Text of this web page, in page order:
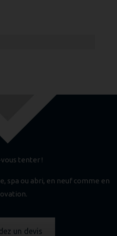
tenter !
spa ou abri, en neuf comme en
un devis